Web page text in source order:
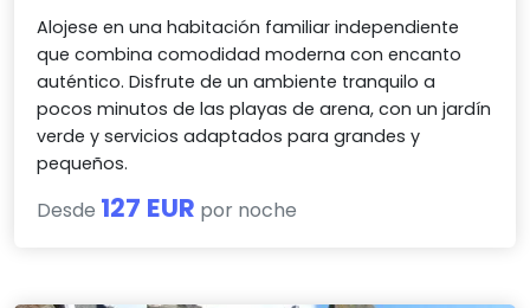
Alojese en una habitación familiar independiente
que combina comodidad moderna con encanto
auténtico. Disfrute de un ambiente tranquilo a
pocos minutos de las playas de arena, con un jardín
verde y servicios adaptados para grandes y
pequeños.
Desde 127 EUR por noche